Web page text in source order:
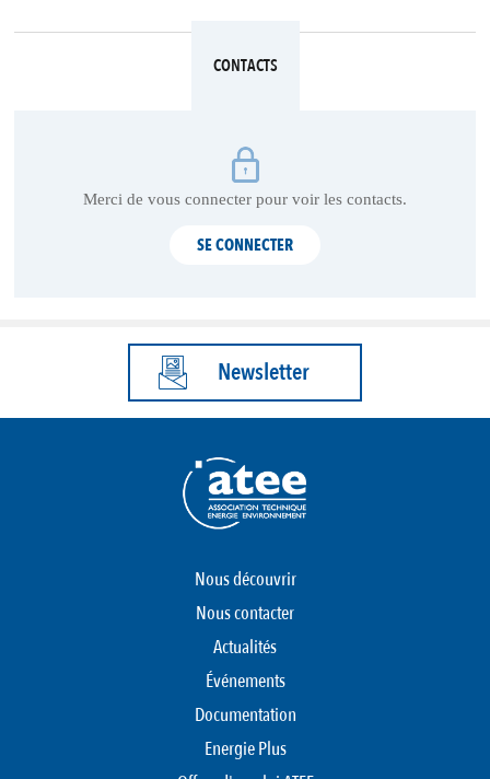
CONTACTS
Merci de vous connecter pour voir les contacts.
SE CONNECTER
Newsletter
Nous découvrir
Nous contacter
Actualités
Événements
Documentation
Energie Plus